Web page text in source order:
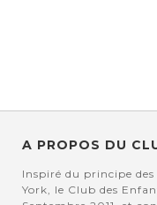
A PROPOS DU
Inspiré du principe
York, le Club des